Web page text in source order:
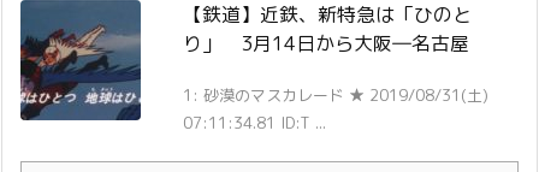
【鉄道】近鉄、新特急は「ひのと
り」 3月14日から大阪―名古屋
1: 砂漠のマスカレード ★ 2019/08/31(土)
07:11:34.81 ID:T ...